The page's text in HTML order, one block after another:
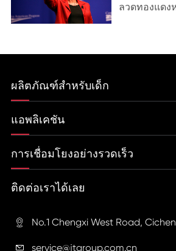
ลวดทองแดง
ผลิตภัณฑ์สำหรับเด็ก
แอพลิเคชัน
การเชื่อมโยงอย่างรวดเร็ว
ติดต่อเราได้เลย
 No.1 Chengxi West Road,
 service@jtgroup.com.cn